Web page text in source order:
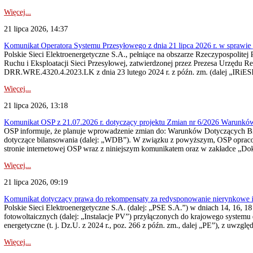
Więcej...
21 lipca 2026, 14:37
Komunikat Operatora Systemu Przesyłowego z dnia 21 lipca 2026 r. w
Polskie Sieci Elektroenergetyczne S.A., pełniące na obszarze
Ruchu i Eksploatacji Sieci Przesyłowej, zatwierdzonej przez Prezesa
DRR.WRE.4320.4.2023.LK z dnia 23 lutego 2024 r. z późn. zm. (dalej
Więcej...
21 lipca 2026, 13:18
Komunikat OSP z 21.07.2026 r. dotyczący projektu Zmian nr 6/2026
OSP informuje, że planuje wprowadzenie zmian do: Warunków Dotyczących
dotyczące bilansowania (dalej: „WDB”). W związku z powyższym, OSP
stronie internetowej OSP wraz z niniejszym komunikatem oraz w zakładce
Więcej...
21 lipca 2026, 09:19
Komunikat dotyczący prawa do rekompensaty za redysponowanie
Polskie Sieci Elektroenergetyczne S.A. (dalej: „PSE S.A.”) w dniach 14, 16,
fotowoltaicznych (dalej: „Instalacje PV”) przyłączonych do krajowego
energetyczne (t. j. Dz.U. z 2024 r., poz. 266 z późn. zm., dalej „PE”), z
Więcej...